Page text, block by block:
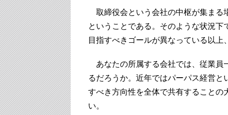
取締役会という会社の中枢が集まる
ということである。そのような状況
目指すべきゴールが異なっている以上
あなたの所属する会社では、従業員
るだろうか。近年ではパーパス経営
すべき方向性を全体で共有することの
い。